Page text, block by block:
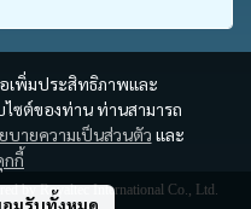
เพิ่มประสิทธิภาพและ
ซต์ของท่าน ท่านสามารถ
บายความเป็นส่วนตัว และ
กกี้
มรับทั้งหมด
by Royaltec International Co., Ltd.